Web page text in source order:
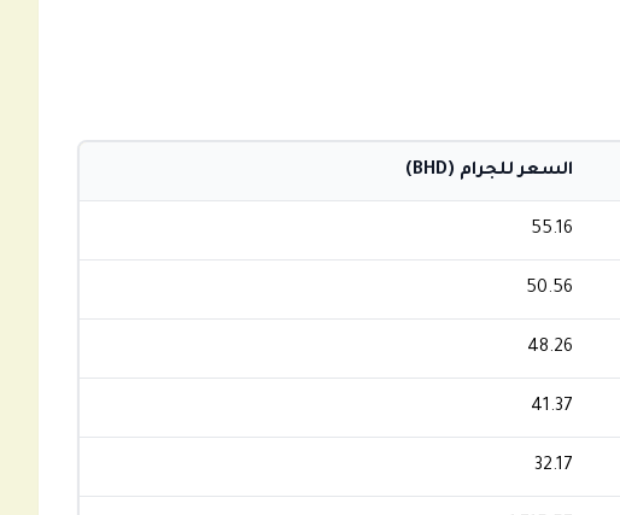
السعر للجرام (BHD)
55.16
50.56
48.26
41.37
32.17